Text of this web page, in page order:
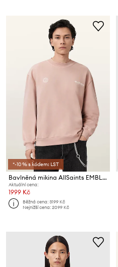
*-10 % s kódem: LST
Bavlněná mikina AllSaints EMBLEM
Aktuální cena:
1999 Kč
Běžná cena:3199 Kč
Nejnižší cena:2099 Kč